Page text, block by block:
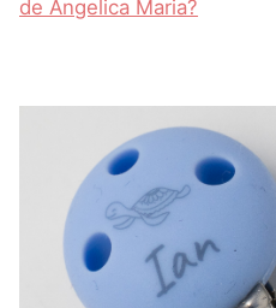
de Angelica Maria?